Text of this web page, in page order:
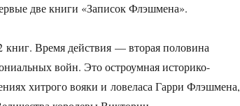
две книги «Записок Флэшмена».
Время действия — вторая половина
войн. Это остроумная историко-
хитрого вояки и ловеласа Гарри Флэшмена,